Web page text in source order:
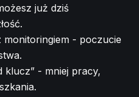
już dziś
- poczucie
klucz” - mniej pracy,